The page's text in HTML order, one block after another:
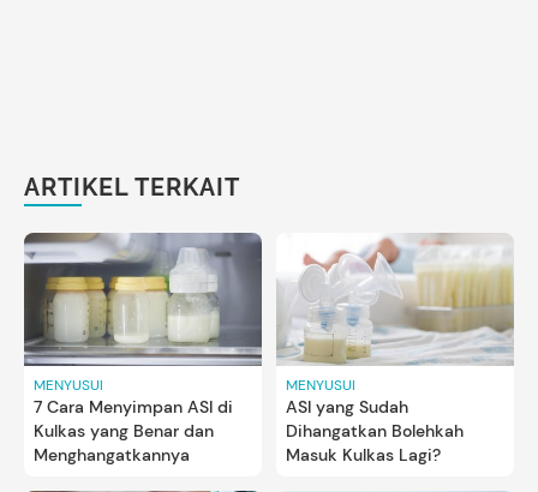
ARTIKEL TERKAIT
MENYUSUI
7 Cara Menyimpan ASI di
Kulkas yang Benar dan
Menghangatkannya
MENYUSUI
ASI yang Sudah
Dihangatkan Bolehkah
Masuk Kulkas Lagi?